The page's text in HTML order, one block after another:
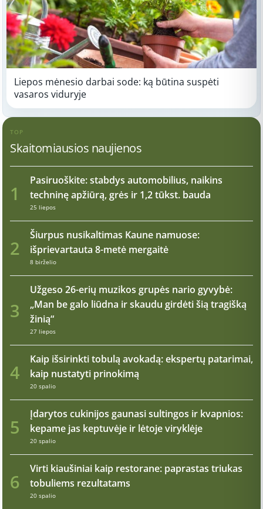
Liepos mėnesio darbai sode: ką būtina suspėti
vasaros viduryje
TOP
Skaitomiausios naujienos
1
Pasiruoškite: stabdys automobilius, naikins
techninę apžiūrą, grės ir 1,2 tūkst. bauda
25 liepos
2
Šiurpus nusikaltimas Kaune namuose:
išprievartauta 8-metė mergaitė
8 birželio
3
Užgeso 26-erių muzikos grupės nario gyvybė:
„Man be galo liūdna ir skaudu girdėti šią tragišką
žinią“
27 liepos
4
Kaip išsirinkti tobulą avokadą: ekspertų patarimai,
kaip nustatyti prinokimą
20 spalio
5
Įdarytos cukinijos gaunasi sultingos ir kvapnios:
kepame jas keptuvėje ir lėtoje viryklėje
20 spalio
6
Virti kiaušiniai kaip restorane: paprastas triukas
tobuliems rezultatams
20 spalio